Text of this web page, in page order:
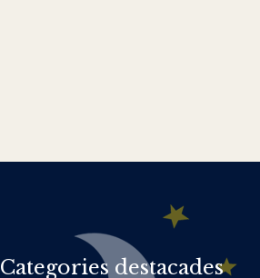
Categories destacades